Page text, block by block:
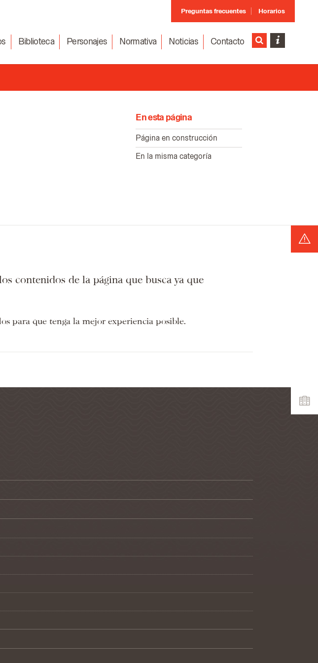
Preguntas frecuentes Horarios
Biblioteca Personajes Normativa Noticias Contacto
En esta página
Página en construcción
En la misma categoría
contenidos de la página que busca ya que
para que tenga la mejor experiencia posible.